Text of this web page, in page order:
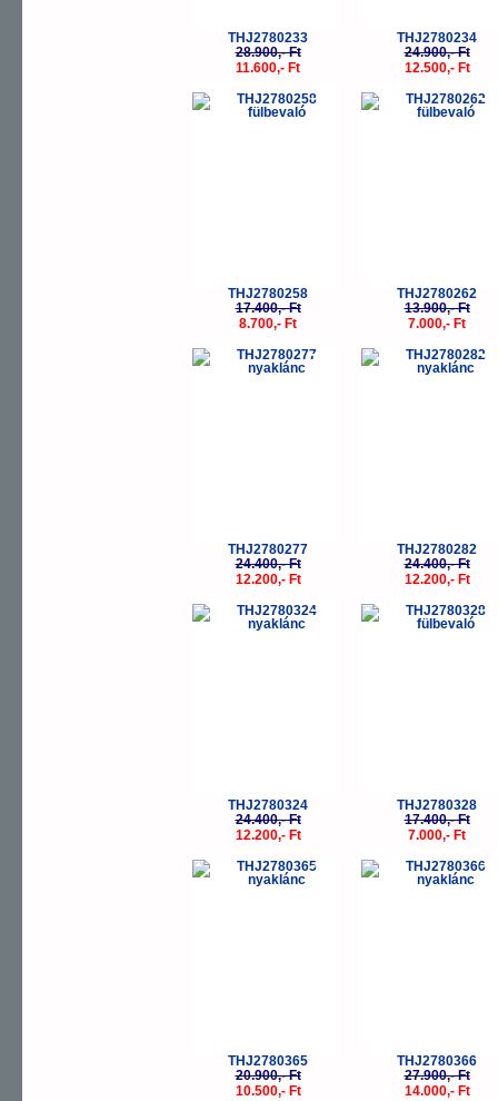
THJ2780233
28.900,- Ft
11.600,- Ft
THJ2780234
24.900,- Ft
12.500,- Ft
-50%
THJ2780258
17.400,- Ft
8.700,- Ft
-
THJ2780262
13.900,- Ft
7.000,- Ft
-50%
THJ2780277
24.400,- Ft
12.200,- Ft
-
THJ2780282
24.400,- Ft
12.200,- Ft
-50%
THJ2780324
24.400,- Ft
12.200,- Ft
-
THJ2780328
17.400,- Ft
7.000,- Ft
-50%
THJ2780365
20.900,- Ft
10.500,- Ft
-
THJ2780366
27.900,- Ft
14.000,- Ft